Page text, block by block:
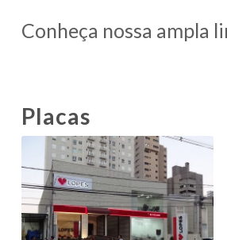
Conheça nossa ampla
Placas